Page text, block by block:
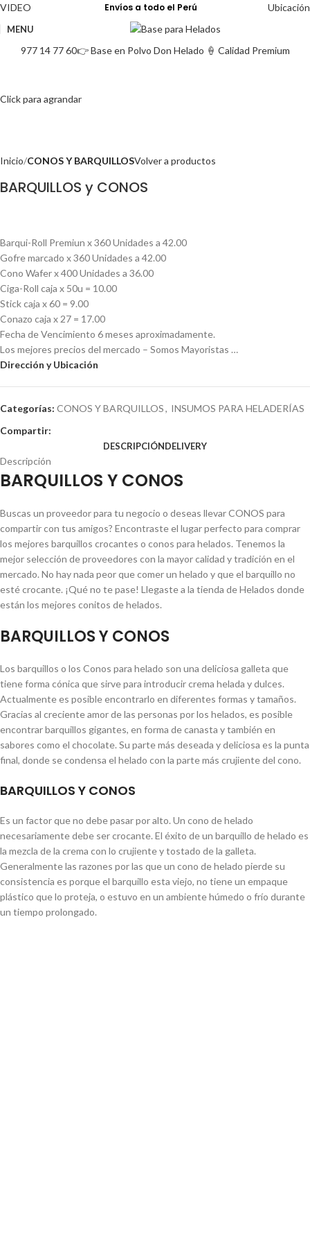
VIDEO Envíos a todo el Perú Ubicación
MENU
977 14 77 60👉 Base en Polvo Don Helado 🍦 Calidad Premium
Click para agrandar
Inicio CONOS Y BARQUILLOSVolver a productos
BARQUILLOS y CONOS
Barqui-Roll Premiun x 360 Unidades a 42.00
Gofre marcado x 360 Unidades a 42.00
Cono Wafer x 400 Unidades a 36.00
Ciga-Roll caja x 50u = 10.00
Stick caja x 60 = 9.00
Conazo caja x 27 = 17.00
Fecha de Vencimiento 6 meses aproximadamente.
Los mejores precios del mercado – Somos Mayoristas …
Dirección y Ubicación
Categorías: CONOS Y BARQUILLOS, INSUMOS PARA HELADERÍAS
Compartir:
DESCRIPCIÓNDELIVERY
Descripción
BARQUILLOS Y CONOS
Buscas un proveedor para tu negocio o deseas llevar CONOS para
compartir con tus amigos? Encontraste el lugar perfecto para comprar
los mejores barquillos crocantes o conos para helados. Tenemos la
mejor selección de proveedores con la mayor calidad y tradición en el
mercado. No hay nada peor que comer un helado y que el barquillo no
esté crocante. ¡Qué no te pase! Llegaste a la tienda de Helados donde
están los mejores conitos de helados.
BARQUILLOS Y CONOS
Los barquillos o los Conos para helado son una deliciosa galleta que
tiene forma cónica que sirve para introducir crema helada y dulces.
Actualmente es posible encontrarlo en diferentes formas y tamaños.
Gracias al creciente amor de las personas por los helados, es posible
encontrar barquillos gigantes, en forma de canasta y también en
sabores como el chocolate. Su parte más deseada y deliciosa es la punta
final, donde se condensa el helado con la parte más crujiente del cono.
BARQUILLOS Y CONOS
Es un factor que no debe pasar por alto. Un cono de helado
necesariamente debe ser crocante. El éxito de un barquillo de helado es
la mezcla de la crema con lo crujiente y tostado de la galleta.
Generalmente las razones por las que un cono de helado pierde su
consistencia es porque el barquillo esta viejo, no tiene un empaque
plástico que lo proteja, o estuvo en un ambiente húmedo o frío durante
un tiempo prolongado.